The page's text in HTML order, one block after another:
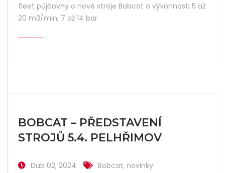
fleet půjčovny o nové stroje Bobcat o výkonnosti 5 až
20 m3/min, 7 až 14 bar.
BOBCAT – PŘEDSTAVENÍ
STROJŮ 5.4. PELHŘIMOV
Dub 02, 2024 Bobcat, novinky